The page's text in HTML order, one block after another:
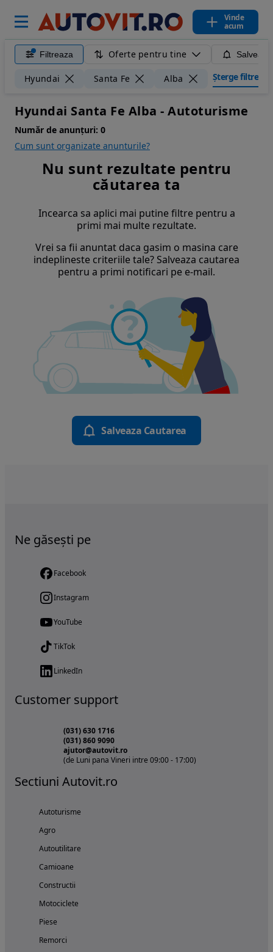
Vinde
acum
Filtreaza Oferte pentru tine
Hyundai Santa Fe Alba Șterge filtrele
Hyundai Santa Fe Alba - Autoturisme
Număr de anunțuri: 0
Cum sunt organizate anunturile?
Nu sunt rezultate pentru
căutarea ta
Incearca sa aplici mai putine filtre pentru a
primi mai multe rezultate.
Vrei sa fii anuntat daca gasim o masina care
indeplineste criteriile tale? Salveaza cautarea
pentru a primi notificari pe e-mail.
Salveaza Cautarea
Ne găsești pe
Facebook
Instagram
YouTube
TikTok
LinkedIn
Customer support
(031) 630 1716
(031) 860 9090
ajutor@autovit.ro
(de Luni pana Vineri intre 09:00 - 17:00)
Sectiuni Autovit.ro
Autoturisme
Agro
Autoutilitare
Camioane
Constructii
Motociclete
Piese
Remorci